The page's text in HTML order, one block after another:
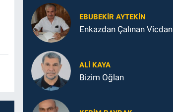
EBUBEKIR AYTEKIN
Enkazdan Çalınan Vicdan
ALI KAYA
Bizim Oğlan